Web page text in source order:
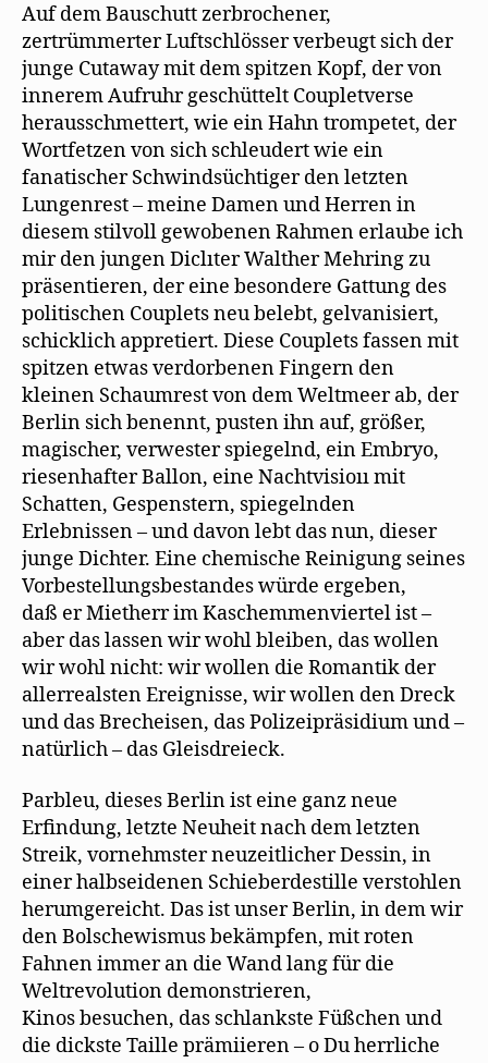
Auf dem Bauschutt zerbrochener,
zertrümmerter Luftschlösser verbeugt sich der
junge Cutaway mit dem spitzen Kopf, der von
innerem Aufruhr geschüttelt Coupletverse
herausschmettert, wie ein Hahn trompetet, der
Wortfetzen von sich schleudert wie ein
fanatischer Schwindsüchtiger den letzten
Lungenrest – meine Damen und Herren in
diesem stilvoll gewobenen Rahmen erlaube ich
mir den jungen Diclıter Walther Mehring zu
präsentieren, der eine besondere Gattung des
politischen Couplets neu belebt, gelvanisiert,
schicklich appretiert. Diese Couplets fassen mit
spitzen etwas verdorbenen Fingern den
kleinen Schaumrest von dem Weltmeer ab, der
Berlin sich benennt, pusten ihn auf, größer,
magischer, verwester spiegelnd, ein Embryo,
riesenhafter Ballon, eine Nachtvisioıı mit
Schatten, Gespenstern, spiegelnden
Erlebnissen – und davon lebt das nun, dieser
junge Dichter. Eine chemische Reinigung seines
Vorbestellungsbestandes würde ergeben,
daß er Mietherr im Kaschemmenviertel ist –
aber das lassen wir wohl bleiben, das wollen
wir wohl nicht: wir wollen die Romantik der
allerrealsten Ereignisse, wir wollen den Dreck
und das Brecheisen, das Polizeipräsidium und –
natürlich – das Gleisdreieck.
Parbleu, dieses Berlin ist eine ganz neue
Erfindung, letzte Neuheit nach dem letzten
Streik, vornehmster neuzeitlicher Dessin, in
einer halbseidenen Schieberdestille verstohlen
herumgereicht. Das ist unser Berlin, in dem wir
den Bolschewismus bekämpfen, mit roten
Fahnen immer an die Wand lang für die
Weltrevolution demonstrieren,
Kinos besuchen, das schlankste Füßchen und
die dickste Taille prämiieren – o Du herrliche